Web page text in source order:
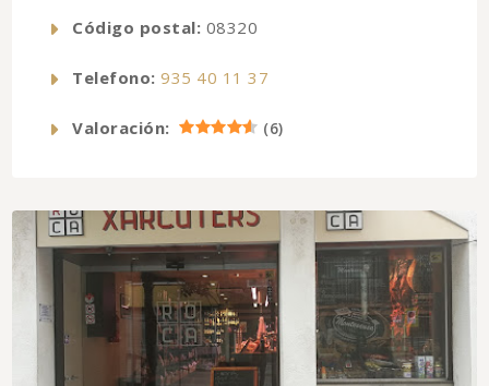
Código postal: 08320
Telefono: 935 40 11 37
Valoración: (6)